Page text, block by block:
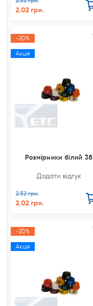
2.02 грн.
-20%
Акція
Розмірники білий 38
Додати відгук
2.52 грн.
2.02 грн.
-20%
Акція